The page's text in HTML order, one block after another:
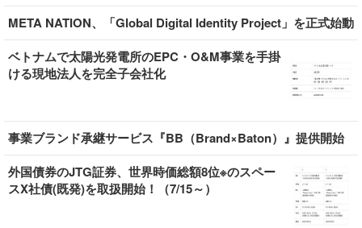
META NATION、「Global Digital Identity Project」を正式始動
ベトナムで太陽光発電所のEPC・O&M事業を手掛
ける現地法人を完全子会社化
事業ブランド承継サービス『BB（Brand×Baton）』提供開始
外国債券のJTG証券、世界時価総額8位※のスペー
スX社債(既発)を取扱開始！（7/15～）